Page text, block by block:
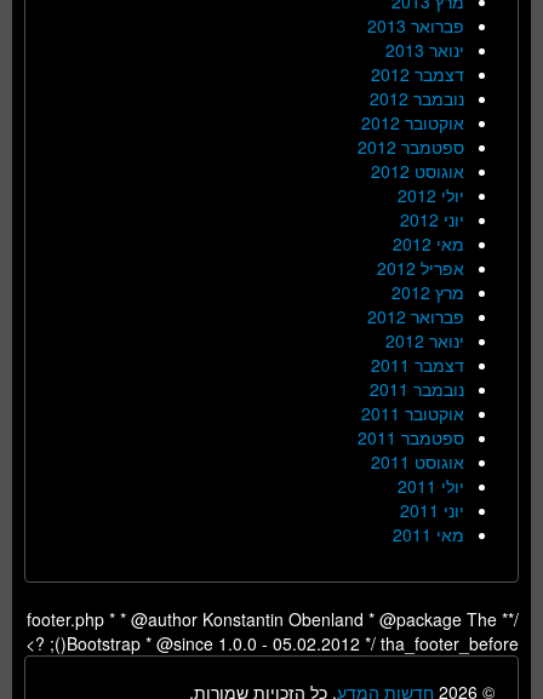
פברואר 2013
ינואר 2013
דצמבר 2012
נובמבר 2012
אוקטובר 2012
ספטמבר 2012
אוגוסט 2012
יולי 2012
יוני 2012
מאי 2012
אפריל 2012
מרץ 2012
פברואר 2012
ינואר 2012
דצמבר 2011
נובמבר 2011
אוקטובר 2011
ספטמבר 2011
אוגוסט 2011
יולי 2011
יוני 2011
מאי 2011
/** footer.php * * @author Konstantin Obenland * @package The
Bootstrap * @since 1.0.0 - 05.02.2012 */ tha_footer_before(); ?>
© 2026
חדשות המדע, כל הזכויות שמורות.